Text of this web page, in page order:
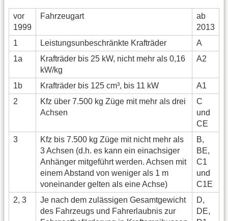
vor
1999
Fahrzeugart
ab
2013
1
Leistungsunbeschränkte Krafträder
A
1a
Krafträder bis 25 kW, nicht mehr als 0,16
kW/kg
A2
1b Krafträder bis 125 cm³, bis 11 kW
A1
2
Kfz über 7.500 kg Züge mit mehr als drei
Achsen
C
und
CE
3
Kfz bis 7.500 kg Züge mit nicht mehr als
3 Achsen (d.h. es kann ein einachsiger
Anhänger mitgeführt werden. Achsen mit
einem Abstand von weniger als 1 m
voneinander gelten als eine Achse)
B,
BE,
C1
und
C1E
2, 3
Je nach dem zulässigen Gesamtgewicht
des Fahrzeugs und Fahrerlaubnis zur
D,
DE,